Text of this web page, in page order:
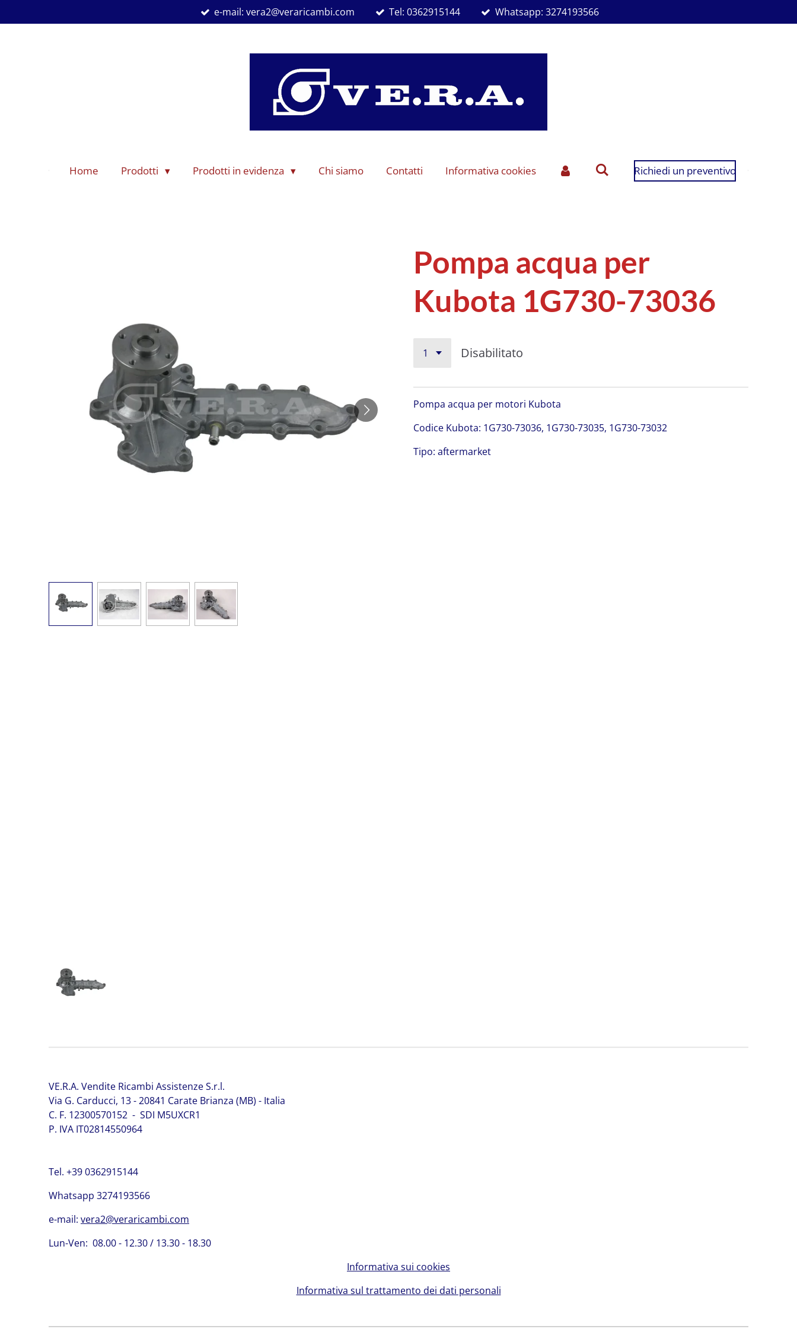
al
e-mail: vera2@veraricambi.com Tel: 0362915144 Whatsapp: 3274193566
Home Prodotti Prodotti in evidenza Chi siamo Contatti Informativa cookies Richiedi un preventivo
Pompa acqua per
Kubota 1G730-73036
Disabilitato
Pompa acqua per motori Kubota
Codice Kubota: 1G730-73036, 1G730-73035, 1G730-73032
Tipo: aftermarket
VE.R.A. Vendite Ricambi Assistenze S.r.l.
Via G. Carducci, 13 - 20841 Carate Brianza (MB) - Italia
C. F. 12300570152 - SDI M5UXCR1
P. IVA IT02814550964
Tel. +39 0362915144
Whatsapp 3274193566
e-mail: vera2@veraricambi.com
Lun-Ven: 08.00 - 12.30 / 13.30 - 18.30
Informativa sui cookies
Informativa sul trattamento dei dati personali